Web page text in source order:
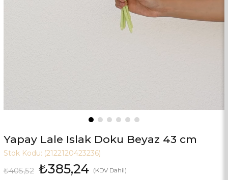
Yapay Lale Islak Doku Beyaz 43 cm
Stok Kodu: (2122120423236)
₺405,52 ₺385,24 (KDV Dahil)